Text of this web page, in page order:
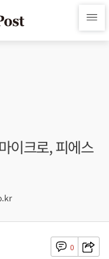
이크로, 피에스
0